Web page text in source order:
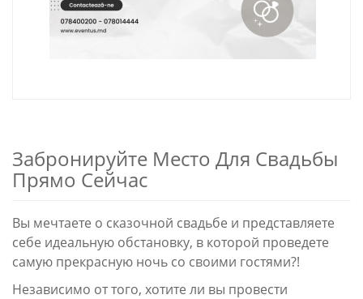
Забронируйте Место Для Свадьбы
Прямо Сейчас
Вы мечтаете о сказочной свадьбе и представляете
себе идеальную обстановку, в которой проведете
самую прекрасную ночь со своими гостями?!
Независимо от того, хотите ли вы провести